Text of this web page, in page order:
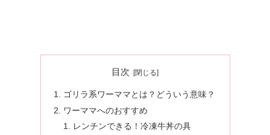
目次
ゴリラ系ワーママとは？どういう意味？
ワーママへのおすすめ
レンチンできる！冷凍牛丼の具